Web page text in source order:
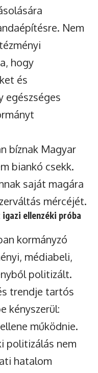
Nem
hogy
és
egészséges
bíznak Magyar
biankó csekk.
saját magára
mércéjét.
ellenzéki próba
kormányzó
médiabeli,
politizált.
trendje tartós
kényszerül:
működnie.
politizálás nem
hatalom